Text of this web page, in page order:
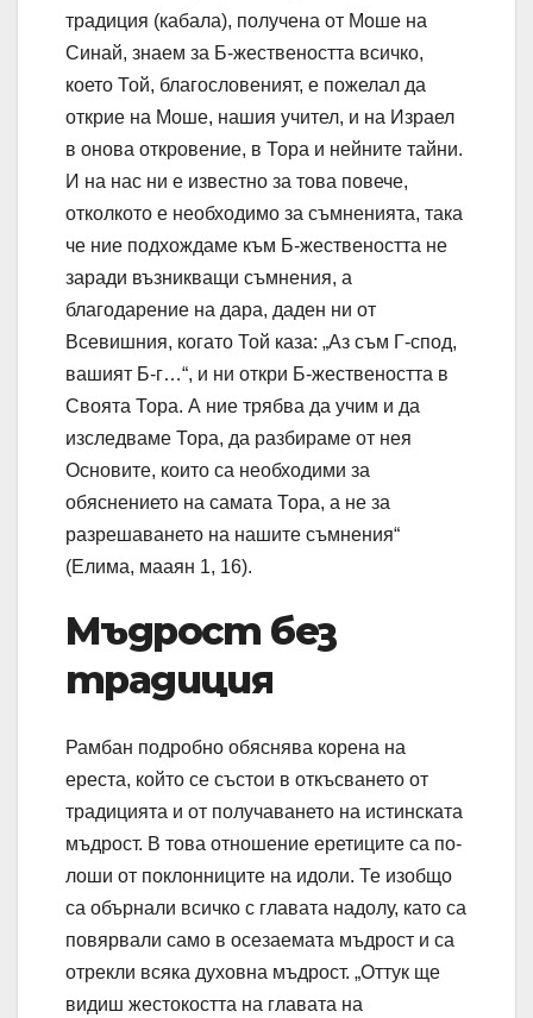
традиция (кабала), получена от Моше на
Синай, знаем за Б-жествеността всичко,
което Той, благословеният, е пожелал да
открие на Моше, нашия учител, и на Израел
в онова откровение, в Тора и нейните тайни.
И на нас ни е известно за това повече,
отколкото е необходимо за съмненията, така
че ние подхождаме към Б-жествеността не
заради възникващи съмнения, а
благодарение на дара, даден ни от
Всевишния, когато Той каза: „Аз съм Г-спод,
вашият Б-г…“, и ни откри Б-жествеността в
Своята Тора. А ние трябва да учим и да
изследваме Тора, да разбираме от нея
Основите, които са необходими за
обяснението на самата Тора, а не за
разрешаването на нашите съмнения“
(Елима, мааян 1, 16).
Мъдрост без
традиция
Рамбан подробно обяснява корена на
ереста, който се състои в откъсването от
традицията и от получаването на истинската
мъдрост. В това отношение еретиците са по-
лоши от поклонниците на идоли. Те изобщо
са обърнали всичко с главата надолу, като са
повярвали само в осезаемата мъдрост и са
отрекли всяка духовна мъдрост. „Оттук ще
видиш жестокостта на главата на